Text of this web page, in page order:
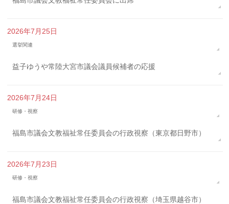
2026年7月25日
選挙関連
益子ゆうや常陸大宮市議会議員候補者の応援
2026年7月24日
研修・視察
福島市議会文教福祉常任委員会の行政視察（東京都日野市）
2026年7月23日
研修・視察
福島市議会文教福祉常任委員会の行政視察（埼玉県越谷市）